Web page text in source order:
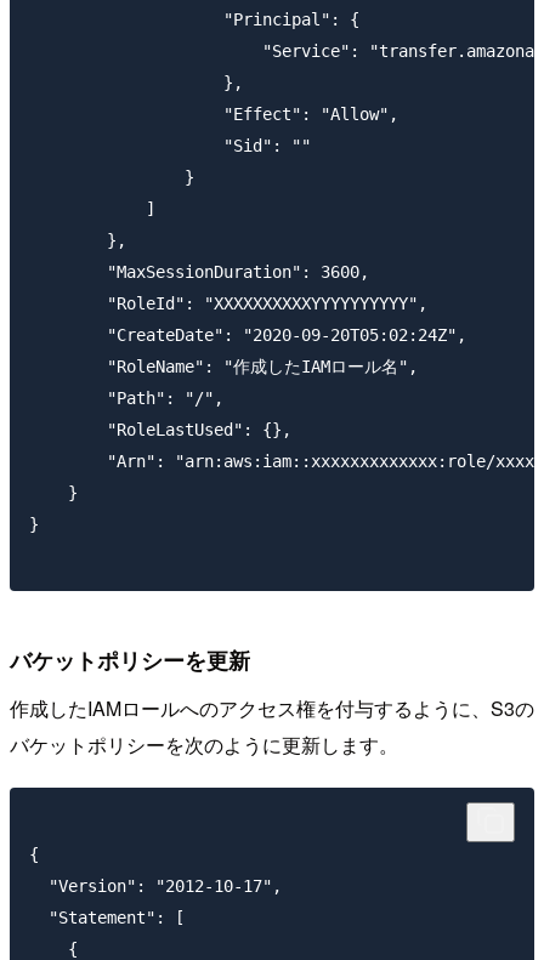
                    "Principal": {
"Service":
                    },
                    "Effect": "Allow",
                    "Sid": ""
                }
            ]
        },
        "MaxSessionDuration": 3600,
        "RoleId": "XXXXXXXXXXYYYYYYYYYY",
        "CreateDate": "2020-09-20T05:02:24Z",
        "RoleName": "作成したIAMロール名",
        "Path": "/",
        "RoleLastUsed": {},
"Arn": "arn:aws:iam::xxxxxxxxxxxxx:role/
    }
}
バケットポリシーを更新
作成したIAMロールへのアクセス権を付与するように、S3の
バケットポリシーを次のように更新します。
{
  "Version": "2012-10-17",
  "Statement": [
    {